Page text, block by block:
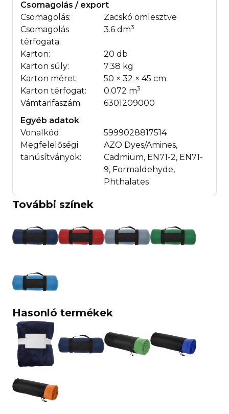
Csomagolás / export
Csomagolás:
Zacskó ömlesztve
Csomagolás
térfogata:
3.6 dm3
Karton:
20 db
Karton súly:
7.38 kg
Karton méret:
50 × 32 × 45 cm
Karton térfogat:
0.072 m3
Vámtarifaszám:
6301209000
Egyéb adatok
Vonalkód:
5999028817514
Megfelelőségi
tanúsítványok:
AZO Dyes/Amines,
Cadmium, EN71-2, EN71-
9, Formaldehyde,
Phthalates
További színek
Hasonló termékek